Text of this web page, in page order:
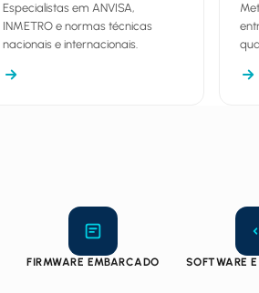
Especialistas em ANVISA,
INMETRO e normas técnicas
nacionais e internacionais.
FIRMWARE EMBARCADO SOFTWARE